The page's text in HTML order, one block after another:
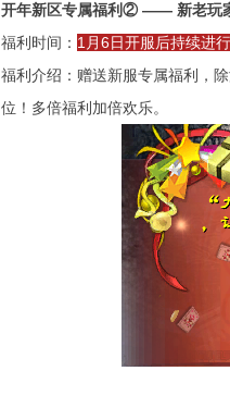
开年新区专属福利② —— 新老玩
福利时间： 1月6日开服后持续进行
福利介绍：赠送新服专属福利，
位！多倍福利加倍欢乐。